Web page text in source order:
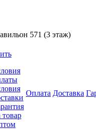
571 (3 этаж)
товар
Оплата Доставка